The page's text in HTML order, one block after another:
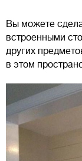
Вы можете
встроенными
других
в этом